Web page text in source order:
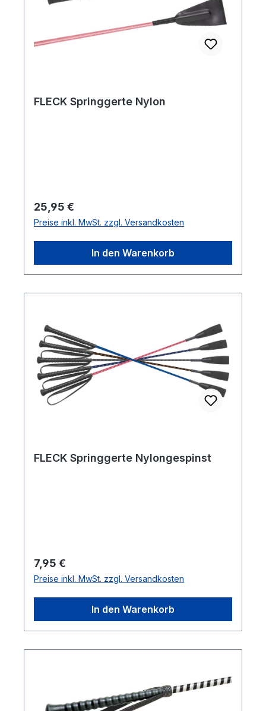
FLECK Springgerte Nylon
Regulärer Preis:
25,95 €
Preise inkl. MwSt. zzgl. Versandkosten
In den Warenkorb
FLECK Springgerte Nylongespinst
Regulärer Preis:
7,95 €
Preise inkl. MwSt. zzgl. Versandkosten
In den Warenkorb